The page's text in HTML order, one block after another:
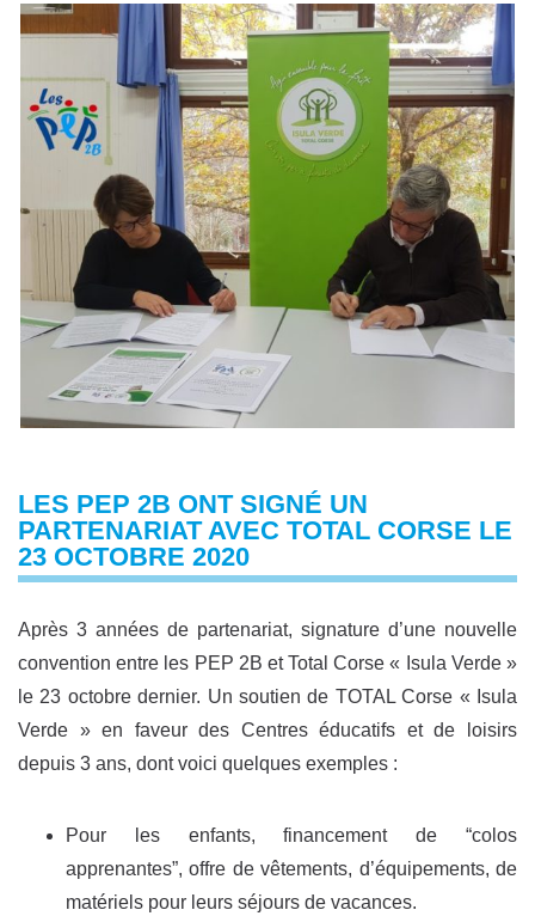
LES PEP 2B ONT SIGNÉ UN
PARTENARIAT AVEC TOTAL CORSE LE
23 OCTOBRE 2020
Après 3 années de partenariat, signature d’une nouvelle
convention entre les PEP 2B et Total Corse « Isula Verde »
le 23 octobre dernier. Un soutien de TOTAL Corse « Isula
Verde » en faveur des Centres éducatifs et de loisirs
depuis 3 ans, dont voici quelques exemples :
Pour les enfants, financement de “colos
apprenantes”, offre de vêtements, d’équipements, de
matériels pour leurs séjours de vacances.